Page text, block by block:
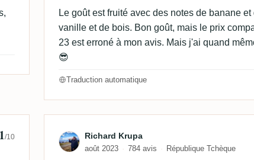
Le goût est fruité avec des notes de banane
vanille et de bois. Bon goût, mais le prix
23 est erroné à mon avis. Mais j'ai quand
😎
Traduction automatique
/10 Avis de Richard Krupa
Richard Krupa
août 2023 784 avis République Tchèque